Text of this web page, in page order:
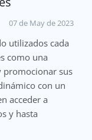
07 de May de 2023
utilizados cada
como una
promocionar sus
con un
acceder a
y hasta